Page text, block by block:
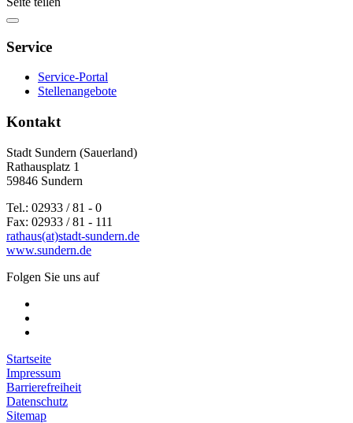
Service
Service-Portal
Stellenangebote
Kontakt
Stadt Sundern (Sauerland)
Rathausplatz 1
59846 Sundern
Tel.: 02933 / 81 - 0
Fax: 02933 / 81 - 111
rathaus(at)stadt-sundern.de
www.sundern.de
Folgen Sie uns auf
Startseite
Impressum
Barrierefreiheit
Datenschutz
Sitemap